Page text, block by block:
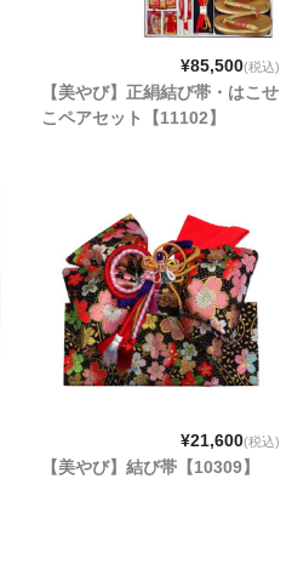
¥85,500(税込)
【美やび】正絹結び帯・はこせ
こペアセット【11102】
¥21,600(税込)
【美やび】結び帯【10309】